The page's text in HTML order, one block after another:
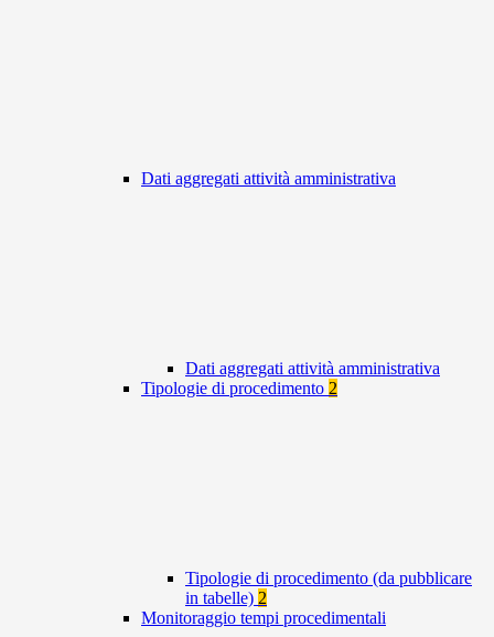
Dati aggregati attività amministrativa
Dati aggregati attività amministrativa
Tipologie di procedimento 2
Tipologie di procedimento (da pubblicare
in tabelle) 2
Monitoraggio tempi procedimentali